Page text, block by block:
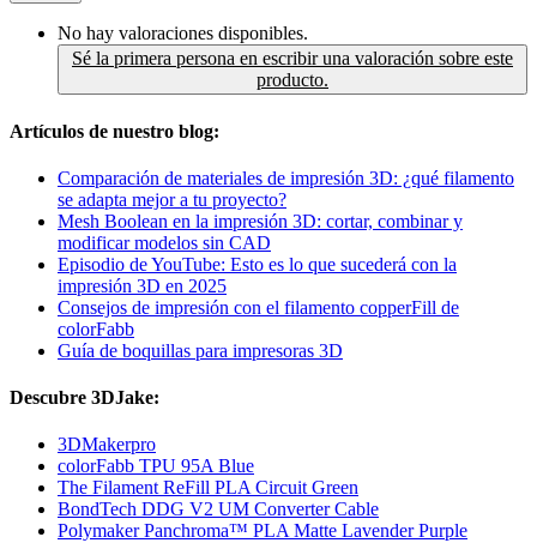
No hay valoraciones disponibles.
Sé la primera persona en escribir una valoración sobre este
producto.
Artículos de nuestro blog:
Comparación de materiales de impresión 3D: ¿qué filamento
se adapta mejor a tu proyecto?
Mesh Boolean en la impresión 3D: cortar, combinar y
modificar modelos sin CAD
Episodio de YouTube: Esto es lo que sucederá con la
impresión 3D en 2025
Consejos de impresión con el filamento copperFill de
colorFabb
Guía de boquillas para impresoras 3D
Descubre 3DJake:
3DMakerpro
colorFabb TPU 95A Blue
The Filament ReFill PLA Circuit Green
BondTech DDG V2 UM Converter Cable
Polymaker Panchroma™ PLA Matte Lavender Purple